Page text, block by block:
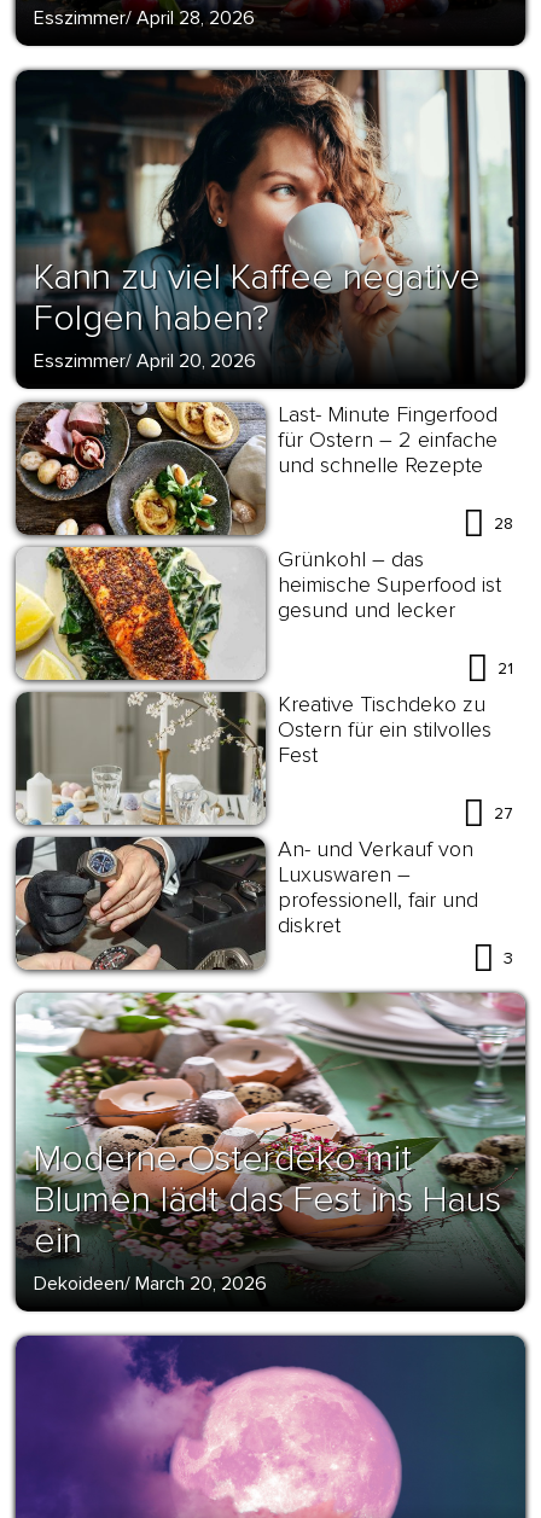
Esszimmer/April 28, 2026
Kann zu viel Kaffee negative
Folgen haben?
Esszimmer/ April 20, 2026
Last- Minute Fingerfood
für Ostern – 2 einfache
und schnelle Rezepte
28
Grünkohl – das
heimische Superfood ist
gesund und lecker
21
Kreative Tischdeko zu
Ostern für ein stilvolles
Fest
27
An- und Verkauf von
Luxuswaren –
professionell, fair und
diskret
3
Moderne Osterdeko mit
Blumen lädt das Fest ins Haus
ein
Dekoideen/ March 20, 2026